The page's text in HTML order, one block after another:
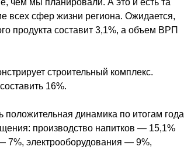
чем мы планировали. А это и есть та
всех сфер жизни региона. Ожидается,
продукта составит 3,1%, а объем ВРП
строительный комплекс.
16%.
динамика по итогам года
производство напитков — 15,1%
электрооборудования — 9%,